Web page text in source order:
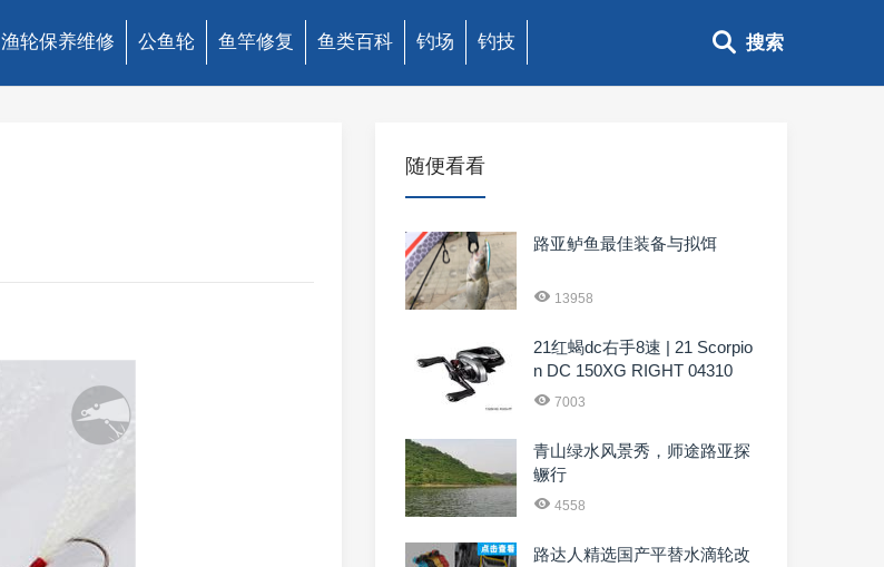
渔轮保养维修 公鱼轮 鱼竿修复 鱼类百科 钓场 钓技 搜索
随便看看
路亚鲈鱼最佳装备与拟饵
13958
21红蝎dc右手8速 | 21 Scorpio
n DC 150XG RIGHT 04310
7003
青山绿水风景秀，师途路亚探
鳜行
4558
路达人精选国产平替水滴轮改